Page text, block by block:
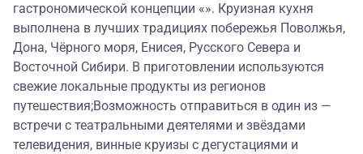
гастрономической концепции «». Круизная кухня
выполнена в лучших традициях побережья Поволжья,
Дона, Чёрного моря, Енисея, Русского Севера и
Восточной Сибири. В приготовлении используются
свежие локальные продукты из регионов
путешествия;Возможность отправиться в один из —
встречи с театральными деятелями и звёздами
телевидения, винные круизы с дегустациями и